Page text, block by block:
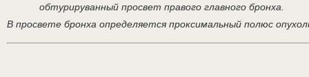
обтурируванный просвет правого главного бронха.
В просвете бронха определяется проксимальный полюс